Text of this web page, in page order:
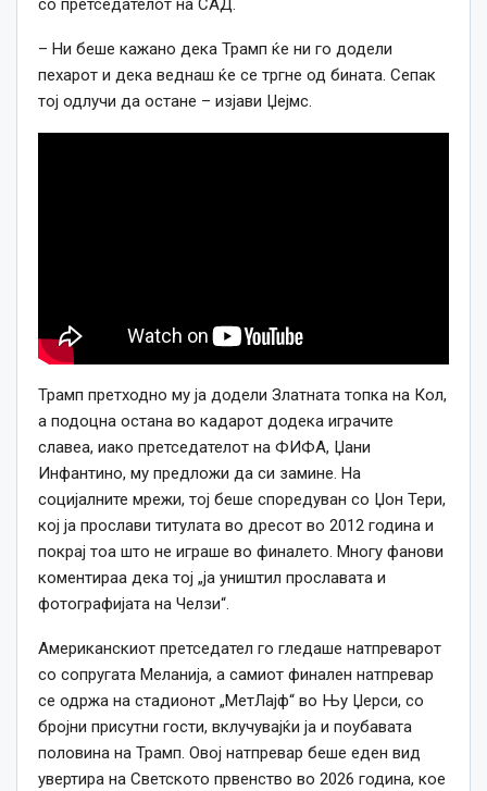
со претседателот на САД.
– Ни беше кажано дека Трамп ќе ни го додели
пехарот и дека веднаш ќе се тргне од бината. Сепак
тој одлучи да остане – изјави Џејмс.
Трамп претходно му ја додели Златната топка на Кол,
а подоцна остана во кадарот додека играчите
славеа, иако претседателот на ФИФА, Џани
Инфантино, му предложи да си замине. На
социјалните мрежи, тој беше споредуван со Џон Тери,
кој ја прослави титулата во дресот во 2012 година и
покрај тоа што не играше во финалето. Многу фанови
коментираа дека тој „ја уништил прославата и
фотографијата на Челзи“.
Американскиот претседател го гледаше натпреварот
со сопругата Меланија, а самиот финален натпревар
се одржа на стадионот „МетЛајф“ во Њу Џерси, со
бројни присутни гости, вклучувајќи ја и поубавата
половина на Трамп. Овој натпревар беше еден вид
увертира на Светското првенство во 2026 година, кое